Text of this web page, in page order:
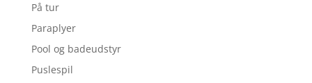
På tur
Paraplyer
Pool og badeudstyr
Puslespil